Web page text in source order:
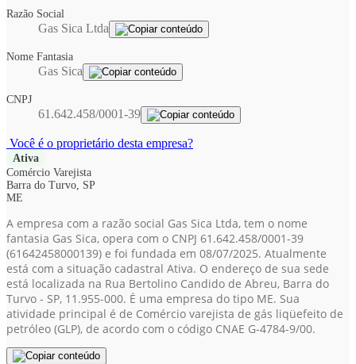
Razão Social
Gas Sica Ltda
Nome Fantasia
Gas Sica
CNPJ
61.642.458/0001-39
Você é o proprietário desta empresa?
Ativa
Comércio Varejista
Barra do Turvo, SP
ME
A empresa com a razão social Gas Sica Ltda, tem o nome
fantasia Gas Sica, opera com o CNPJ 61.642.458/0001-39
(61642458000139) e foi fundada em 08/07/2025. Atualmente
está com a situação cadastral Ativa. O endereço de sua sede
está localizada na Rua Bertolino Candido de Abreu, Barra do
Turvo - SP, 11.955-000. É uma empresa do tipo ME. Sua
atividade principal é de Comércio varejista de gás liqüefeito de
petróleo (GLP), de acordo com o código CNAE G-4784-9/00.